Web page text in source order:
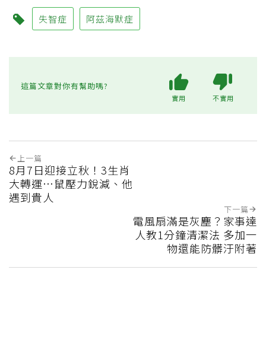
失智症 阿茲海默症
這篇文章對你有幫助嗎?
實用 不實用
上一篇
8月7日迎接立秋！3生肖
大轉運…鼠壓力銳減、他
遇到貴人
下一篇
電風扇滿是灰塵？家事達
人教1分鐘清潔法 多加一
物還能防髒汙附著